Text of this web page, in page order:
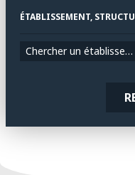
ÉTABLISSEMENT,
Chercher un établissement